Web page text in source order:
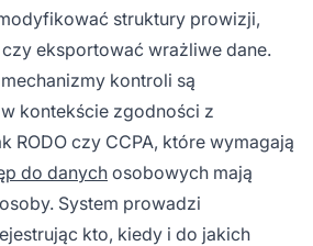
struktury prowizji,
eksportować wrażliwe dane.
kontroli są
kontekście zgodności z
RODO czy CCPA, które wymagają
do danych osobowych mają
System prowadzi
kto, kiedy i do jakich